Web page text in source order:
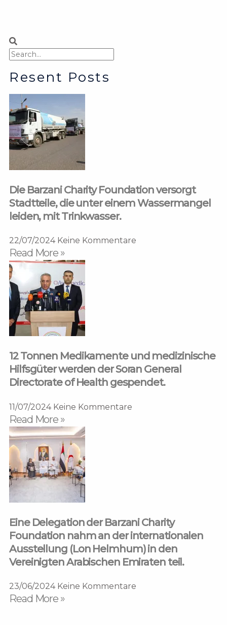
Suche
Resent Posts
Die Barzani Charity Foundation versorgt
Stadtteile, die unter einem Wassermangel
leiden, mit Trinkwasser.
22/07/2024 Keine Kommentare
Read More »
12 Tonnen Medikamente und medizinische
Hilfsgüter werden der Soran General
Directorate of Health gespendet.
11/07/2024 Keine Kommentare
Read More »
Eine Delegation der Barzani Charity
Foundation nahm an der internationalen
Ausstellung (Lon Helmhum) in den
Vereinigten Arabischen Emiraten teil.
23/06/2024 Keine Kommentare
Read More »